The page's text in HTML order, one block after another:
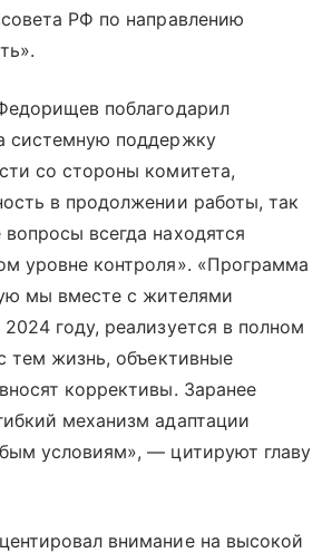
РФ по направлению
поблагодарил
системную поддержку
со стороны комитета,
в продолжении работы, так
всегда находятся
уровне контроля». «Программа
мы вместе с жителями
году, реализуется в полном
тем жизнь, объективные
коррективы. Заранее
механизм адаптации
условиям», — цитируют главу
внимание на высокой